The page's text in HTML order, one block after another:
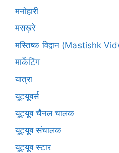
मनोहारी
मसख़रे
मस्तिष्क विद्वान (Mastishk
मार्केटिंग
यात्रा
यूटयूबर्स
यूट्यूब चैनल चालक
यूट्यूब संचालक
यूट्यूब स्टार